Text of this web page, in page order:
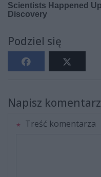
Podziel się
Napisz komentarz
Treść komentarza